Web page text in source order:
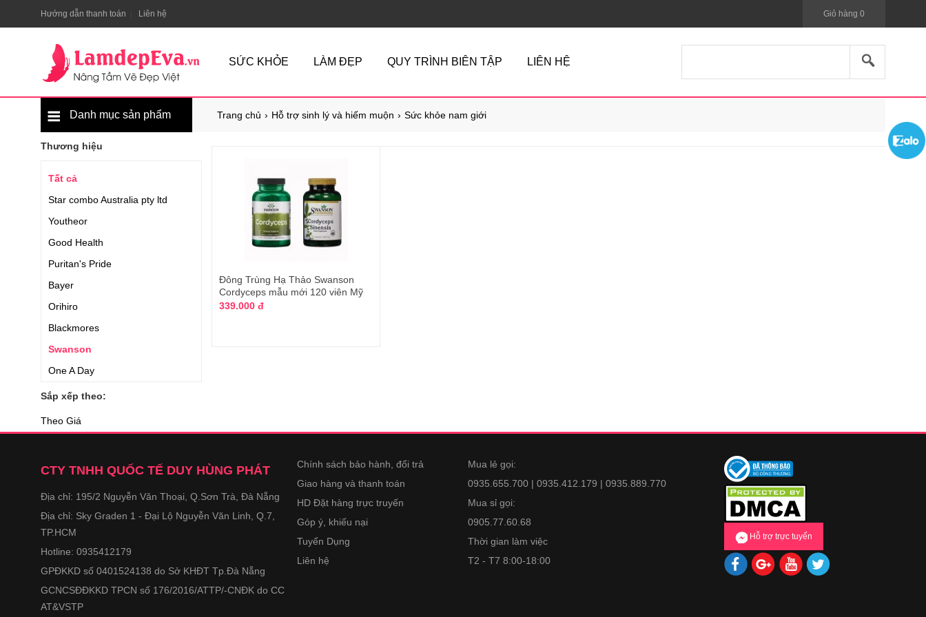
Hướng dẫn thanh toán Liên hệ Giỏ hàng 0
SỨC KHỎE LÀM ĐẸP QUY TRÌNH BIÊN TẬP LIÊN HỆ
Trang chủ Hỗ trợ sinh lý và hiếm muộn Sức khỏe nam giới
Danh mục sản phẩm
Thương hiệu
Tất cả
Star combo Australia pty ltd
Youtheor
Good Health
Puritan's Pride
Bayer
Orihiro
Blackmores
Swanson
One A Day
Centrum
Swisse
Vitatree
Fairhaven Health
Aloha
Josephine
Sắp xếp theo:
Theo Giá
Đông Trùng Hạ Thảo Swanson
Cordyceps mẫu mới 120 viên Mỹ
339.000 đ
CTY TNHH QUỐC TẾ DUY HÙNG PHÁT
Địa chỉ: 195/2 Nguyễn Văn Thoại, Q.Sơn Trà, Đà Nẵng
Địa chỉ: Sky Graden 1 - Đại Lộ Nguyễn Văn Linh, Q.7,
TP.HCM
Hotline: 0935412179
GPĐKKD số 0401524138 do Sở KHĐT Tp.Đà Nẵng
GCNCSĐĐKKD TPCN số 176/2016/ATTP/-CNĐK do CC
AT&VSTP
Chính sách bảo hành, đổi trả
Giao hàng và thanh toán
HD Đặt hàng trực truyến
Góp ý, khiếu nại
Tuyển Dụng
Liên hệ
Mua lẻ gọi:
0935.655.700 | 0935.412.179 | 0935.889.770
Mua sỉ gọi:
0905.77.60.68
Thời gian làm việc
T2 - T7 8:00-18:00
Hỗ trợ trực tuyến